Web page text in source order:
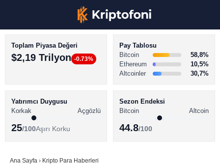
BİTCOİN HABERLERİ
ALTCOİN HABERLERİ
SÖZLÜK
Toplam Piyasa Değeri
$2,19 Trilyon -0.73%
Pay Tablosu
Bitcoin
58,8%
Ethereum
10,5%
Altcoinler
30,7%
Yatırımcı Duygusu
Korkak
Açgözlü
25/100Aşırı Korku
Sezon Endeksi
Bitcoin
Altcoin
44.8/100
Ana Sayfa › Kripto Para Haberleri